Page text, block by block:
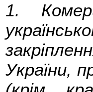
1.
України,